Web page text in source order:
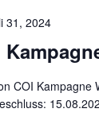
31, 2024
COI